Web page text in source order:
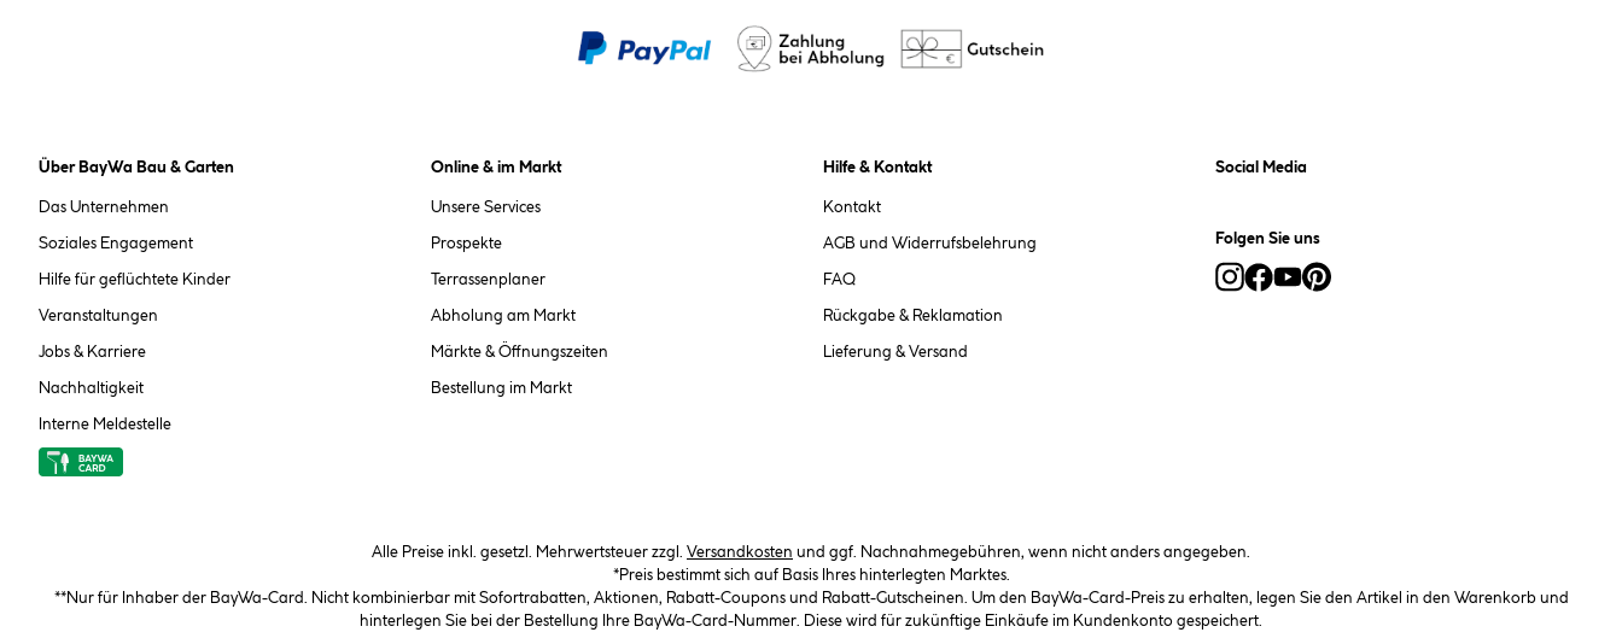
Über BayWa Bau & Garten
Das Unternehmen
Soziales Engagement
Hilfe für geflüchtete Kinder
Veranstaltungen
Jobs & Karriere
Nachhaltigkeit
Interne Meldestelle
Online & im Markt
Unsere Services
Prospekte
Terrassenplaner
Abholung am Markt
Märkte & Öffnungszeiten
Bestellung im Markt
Hilfe & Kontakt
Kontakt
AGB und Widerrufsbelehrung
FAQ
Rückgabe & Reklamation
Lieferung & Versand
Social Media
Folgen Sie uns
Alle Preise inkl. gesetzl. Mehrwertsteuer zzgl. Versandkosten und ggf. Nachnahmegebühren, wenn nicht anders angegeben.
*Preis bestimmt sich auf Basis Ihres hinterlegten Marktes.
**Nur für Inhaber der BayWa-Card. Nicht kombinierbar mit Sofortrabatten, Aktionen, Rabatt-Coupons und Rabatt-Gutscheinen. Um den BayWa-Card-Preis zu erhalten, legen Sie den Artikel in den Warenkorb und
hinterlegen Sie bei der Bestellung Ihre BayWa-Card-Nummer. Diese wird für zukünftige Einkäufe im Kundenkonto gespeichert.